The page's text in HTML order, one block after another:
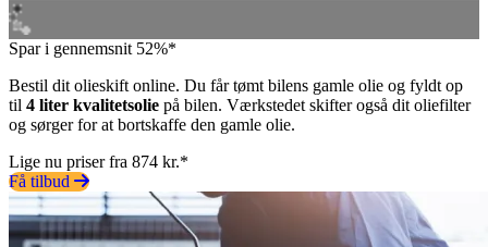
Spar i gennemsnit 52%*
Bestil dit olieskift online. Du får tømt bilens gamle olie og fyldt op
til 4 liter kvalitetsolie på bilen. Værkstedet skifter også dit oliefilter
og sørger for at bortskaffe den gamle olie.
Lige nu priser fra 874 kr.*
Få tilbud